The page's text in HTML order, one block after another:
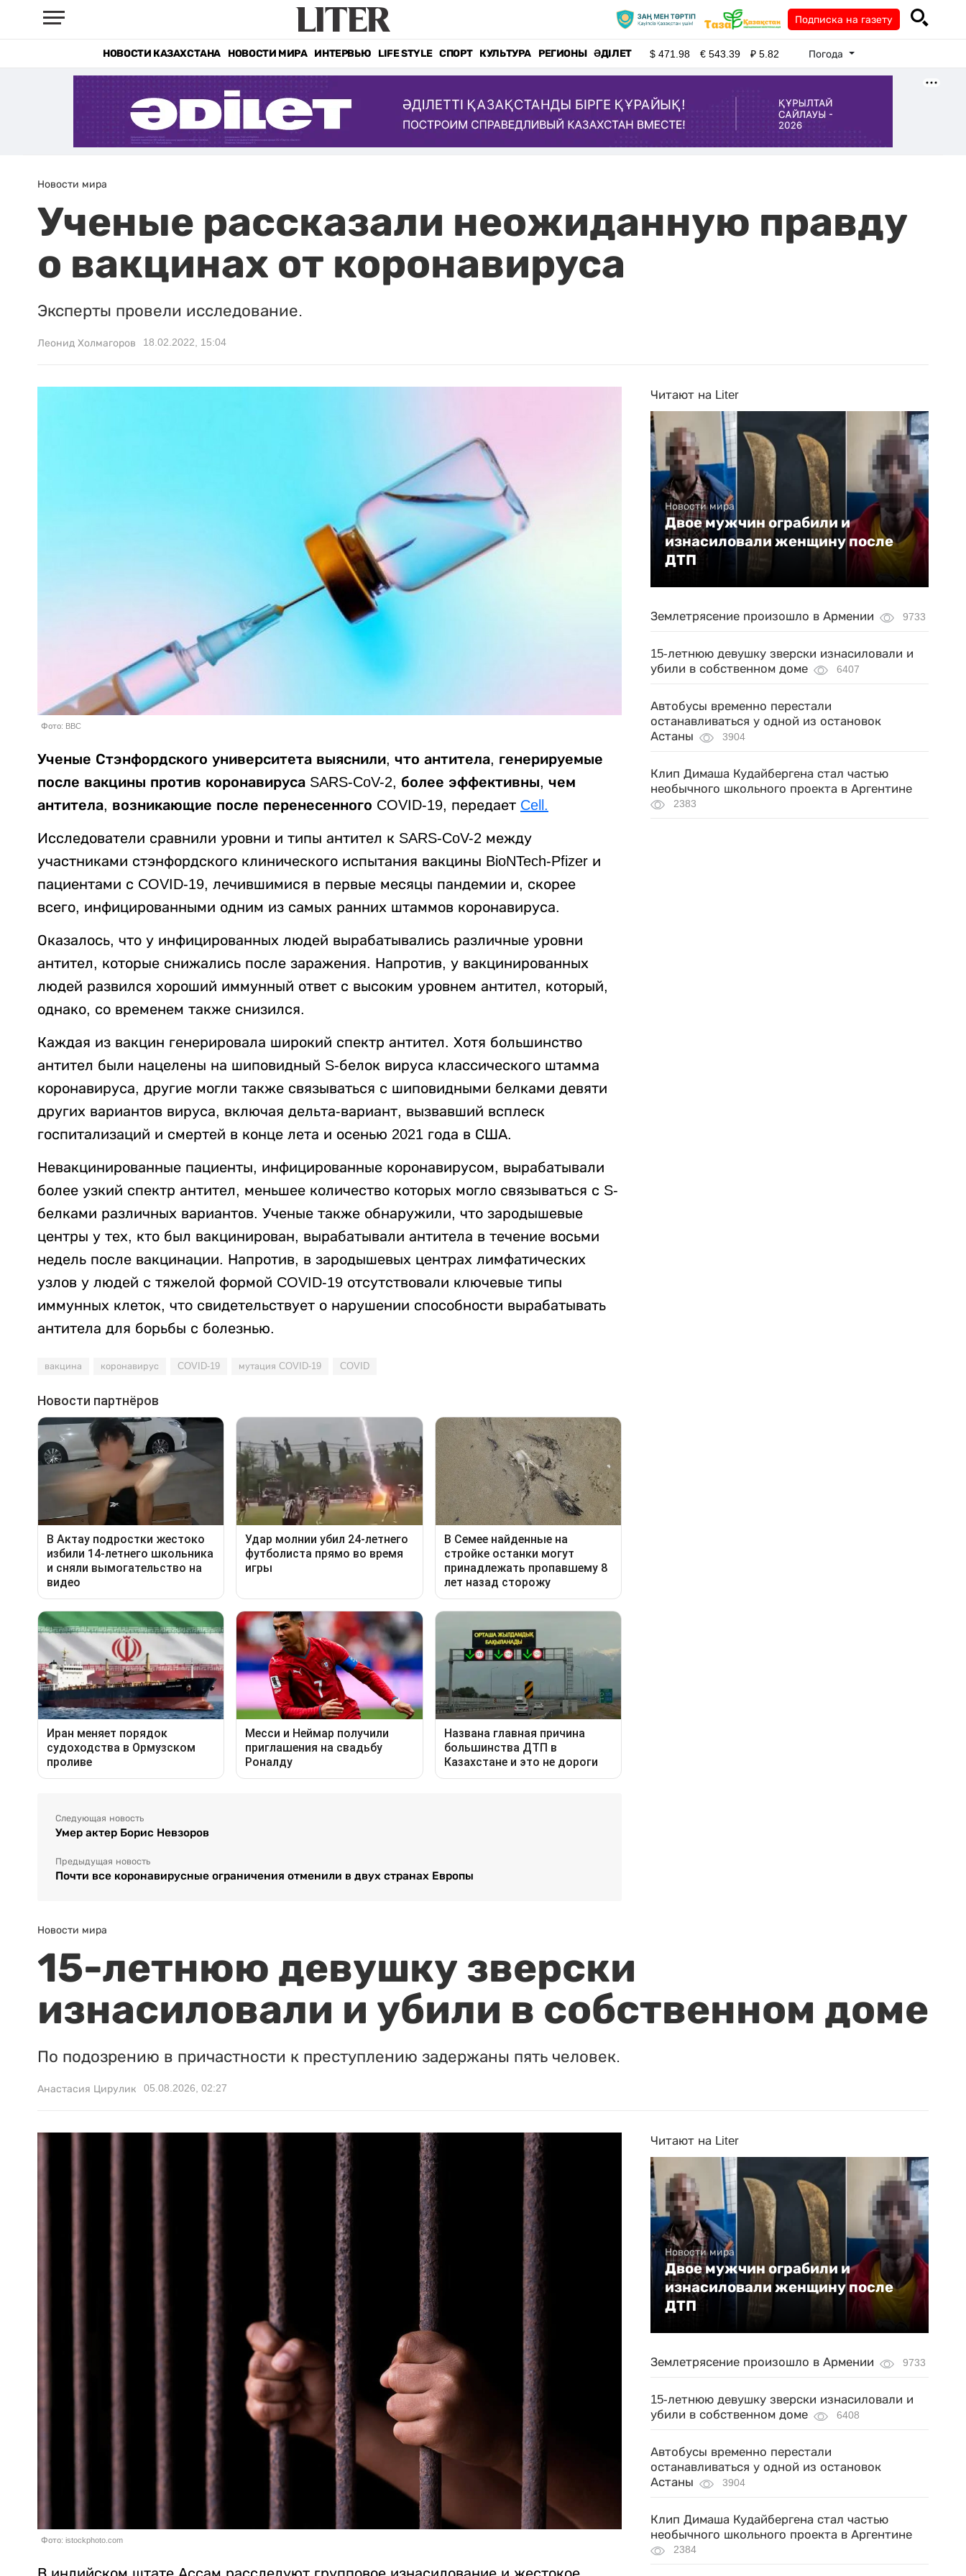
Подписка на газету
НОВОСТИ КАЗАХСТАНА НОВОСТИ МИРА ИНТЕРВЬЮ LIFE STYLE СПОРТ КУЛЬТУРА РЕГИОНЫ ӘДІЛЕТ $471.98 €543.39 ₽5.82 Погода
Новости мира
Ученые рассказали неожиданную правду
о вакцинах от коронавируса
Эксперты провели исследование.
Леонид Холмагоров 18.02.2022, 15:04
Фото: BBC
Ученые Стэнфордского университета выяснили, что антитела, генерируемые
после вакцины против коронавируса SARS-CoV-2, более эффективны, чем
антитела, возникающие после перенесенного COVID-19, передает Cell.
Исследователи сравнили уровни и типы антител к SARS-CoV-2 между
участниками стэнфордского клинического испытания вакцины BioNTech-Pfizer и
пациентами с COVID-19, лечившимися в первые месяцы пандемии и, скорее
всего, инфицированными одним из самых ранних штаммов коронавируса.
Оказалось, что у инфицированных людей вырабатывались различные уровни
антител, которые снижались после заражения. Напротив, у вакцинированных
людей развился хороший иммунный ответ с высоким уровнем антител, который,
однако, со временем также снизился.
Каждая из вакцин генерировала широкий спектр антител. Хотя большинство
антител были нацелены на шиповидный S-белок вируса классического штамма
коронавируса, другие могли также связываться с шиповидными белками девяти
других вариантов вируса, включая дельта-вариант, вызвавший всплеск
госпитализаций и смертей в конце лета и осенью 2021 года в США.
Невакцинированные пациенты, инфицированные коронавирусом, вырабатывали
более узкий спектр антител, меньшее количество которых могло связываться с S-
белками различных вариантов. Ученые также обнаружили, что зародышевые
центры у тех, кто был вакцинирован, вырабатывали антитела в течение восьми
недель после вакцинации. Напротив, в зародышевых центрах лимфатических
узлов у людей с тяжелой формой COVID-19 отсутствовали ключевые типы
иммунных клеток, что свидетельствует о нарушении способности вырабатывать
антитела для борьбы с болезнью.
вакцина коронавирус COVID-19 мутация COVID-19 COVID
Следующая новость
Умер актер Борис Невзоров
Предыдущая новость
Почти все коронавирусные ограничения отменили в двух странах Европы
Читают на Liter
Новости мира
Двое мужчин ограбили и
изнасиловали женщину после
ДТП
Землетрясение произошло в Армении 9733
15-летнюю девушку зверски изнасиловали и
убили в собственном доме
6407
Автобусы временно перестали
останавливаться у одной из остановок
Астаны
3904
Клип Димаша Кудайбергена стал частью
необычного школьного проекта в Аргентине
2383
Новости мира
15-летнюю девушку зверски
изнасиловали и убили в собственном доме
По подозрению в причастности к преступлению задержаны пять человек.
Анастасия Цирулик 05.08.2026, 02:27
Фото: istockphoto.com
Читают на Liter
Новости мира
Двое мужчин ограбили и
изнасиловали женщину после
ДТП
Землетрясение произошло в Армении 9733
15-летнюю девушку зверски изнасиловали и
убили в собственном доме
6408
Автобусы временно перестали
останавливаться у одной из остановок
Астаны
3904
Клип Димаша Кудайбергена стал частью
необычного школьного проекта в Аргентине
2384